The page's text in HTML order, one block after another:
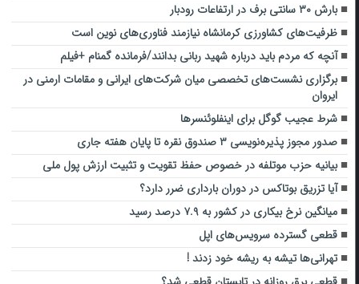
بارش ۳۰ سانتی برف در ارتفاعات رودبار
ظرفیت‌های کشاورزی کرمانشاه نیازمند فناوری‌های نوین است
آنچه که مردم باید درباره شهید ربانی بدانند/فرمانده گمنام +فیلم
برگزاری نشست‌های تخصصی میان شرکت‌های ایرانی و مقامات ارمنی در
ایروان
شرط عجیب گوگل برای اینفلوئنسرها
صدور مجوز پذیره‌نویسی ۳ صندوق نقره تا پایان هفته جاری
بیانیه حزب موتلفه در خصوص حفظ تقویت و تثبیت ارزش پول ملی
آیا تزریق بوتاکس در دوران بارداری ضرر دارد؟
میانگین نرخ بیکاری در کشور به ۷.۹ درصد رسید
قطعی گسترده سرویس‌های اپل
تهرانی‌ها تیشه به ریشه خود زدند !